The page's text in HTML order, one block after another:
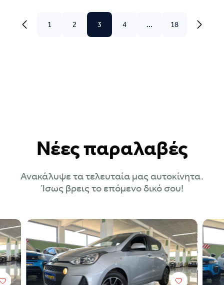
1 2 3 4 ... 18
Νέες παραλαβές
Ανακάλυψε τα τελευταία μας αυτοκίνητα.
Ίσως βρεις το επόμενο δικό σου!